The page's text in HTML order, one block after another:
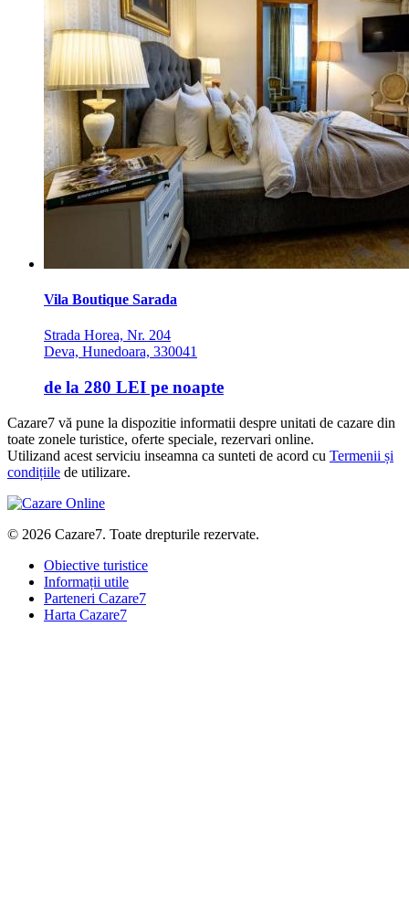
Vila Boutique Sarada
Strada Horea, Nr. 204
Deva, Hunedoara, 330041
de la 280 LEI pe noapte
Cazare7 vă pune la dispozitie informatii despre unitati de cazare din
toate zonele turistice, oferte speciale, rezervari online.
Utilizand acest serviciu inseamna ca sunteti de acord cu Termenii și
condițiile de utilizare.
© 2026 Cazare7. Toate drepturile rezervate.
Obiective turistice
Informații utile
Parteneri Cazare7
Harta Cazare7